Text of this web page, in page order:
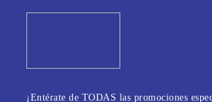
¡Entérate de TODAS las promociones